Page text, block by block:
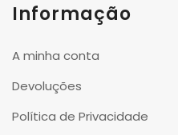
Informação
A minha conta
Devoluções
Política de Privacidade